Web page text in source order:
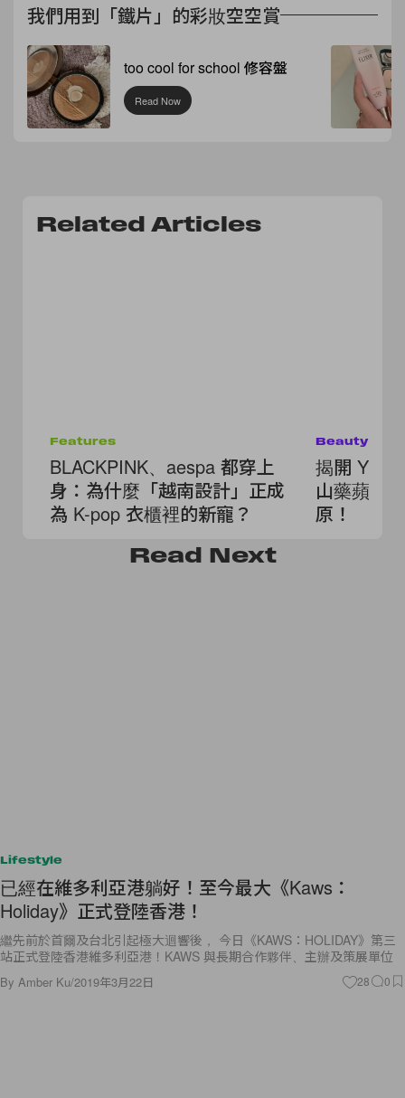
我們用到「鐵片」的彩妝空空賞
too cool for school 修容盤
Read Now
Related Articles
Features
BLACKPINK、aespa 都穿上
身：為什麼「越南設計」正成
為 K-pop 衣櫃裡的新寵？
Beauty
揭開 Yuri
山藥蘋果
原！
Read Next
Lifestyle
已經在維多利亞港躺好！至今最大《Kaws：
Holiday》正式登陸香港！
繼先前於首爾及台北引起極大迴響後， 今日《KAWS：HOLIDAY》第三
站正式登陸香港維多利亞港！KAWS 與長期合作夥伴、主辦及策展單位
By Amber Ku/2019年3月22日 28 0